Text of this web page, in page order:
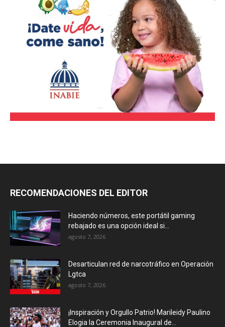
RECOMENDACIONES DEL EDITOR
Haciendo números, este portátil gaming
rebajado es una opción ideal si...
agosto 7, 2026
Desarticulan red de narcotráfico en Operación
Lgtca
agosto 7, 2026
¡Inspiración y Orgullo Patrio! Marileidy Paulino
Elogia la Ceremonia Inaugural de...